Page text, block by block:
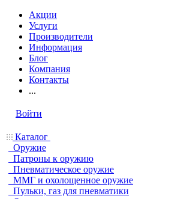
Акции
Услуги
Производители
Информация
Блог
Компания
Контакты
...
Войти
Каталог
Оружие
Патроны к оружию
Пневматическое оружие
ММГ и охолощенное оружие
Пульки, газ для пневматики